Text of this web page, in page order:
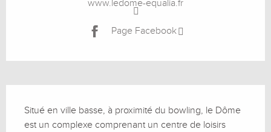
www.ledome-equalia.fr
Page Facebook
Situé en ville basse, à proximité du bowling, le Dôme
est un complexe comprenant un centre de loisirs